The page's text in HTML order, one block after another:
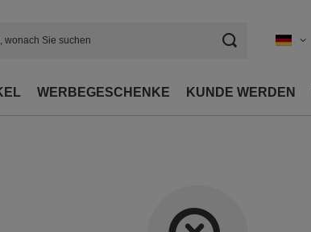
WERBEGESCHENKE KUNDE WERDEN